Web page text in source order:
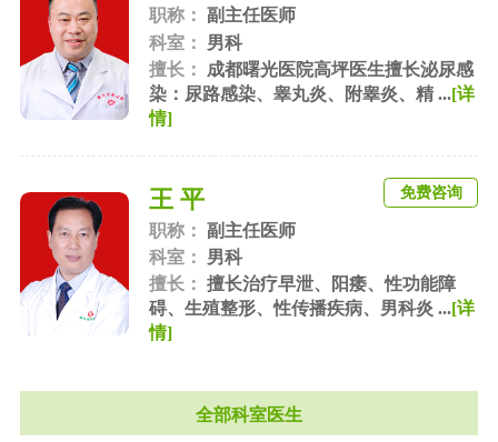
职称： 副主任医师
科室：
男科
擅长：
成都曙光医院高坪医生擅长泌尿感
染：尿路感染、睾丸炎、附睾炎、精 ...[详
情]
王 平
职称： 副主任医师
科室：
男科
擅长： 擅长治疗早泄、阳痿、性功能障
碍、生殖整形、性传播疾病、男科炎 ...[详
情]
免费咨询
全部科室医生